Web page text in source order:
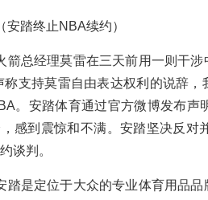
安踏终止NBA续约）
箭总经理莫雷在三天前用一则干
称支持莫雷自由表达权利的说辞
。安踏体育通过官方微博发布
感到震惊和不满。安踏坚决反对
谈判。
踏是定位于大众的专业体育用品